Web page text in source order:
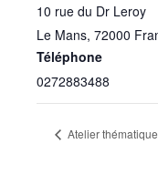
10 rue du Dr Leroy
Le Mans, 72000
Téléphone
0272883488
Atelier thématique